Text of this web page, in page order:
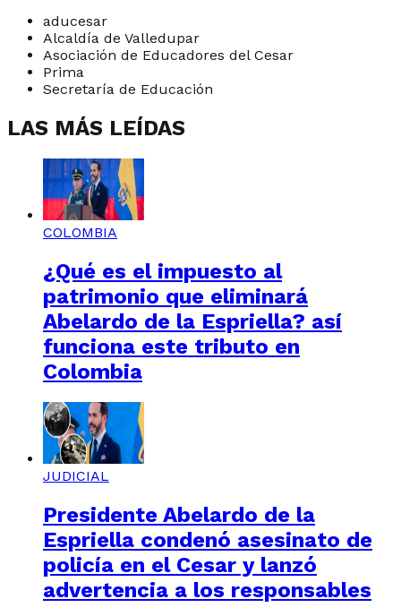
aducesar
Alcaldía de Valledupar
Asociación de Educadores del Cesar
Prima
Secretaría de Educación
LAS MÁS LEÍDAS
COLOMBIA
¿Qué es el impuesto al
patrimonio que eliminará
Abelardo de la Espriella? así
funciona este tributo en
Colombia
JUDICIAL
Presidente Abelardo de la
Espriella condenó asesinato de
policía en el Cesar y lanzó
advertencia a los responsables